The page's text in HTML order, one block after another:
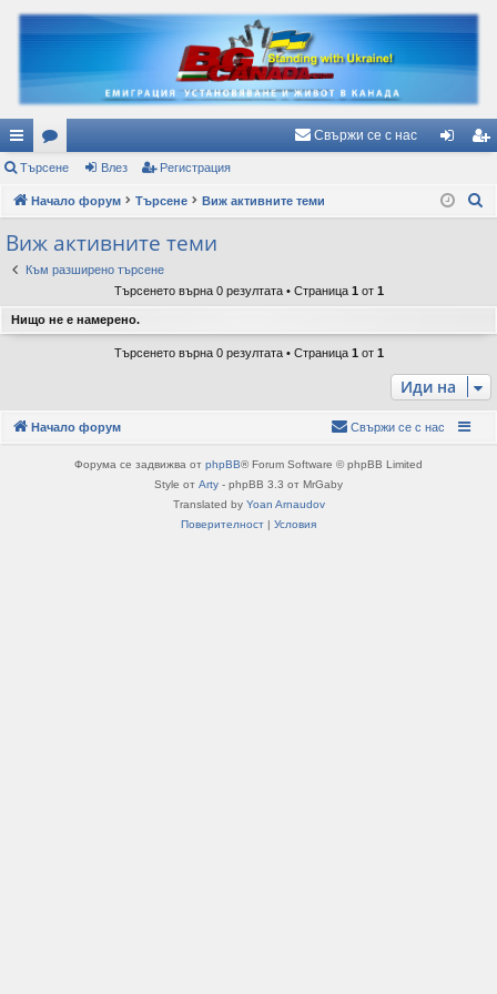
ъ
рз
и
вр
ки
ор
ум
Свържи се с нас
з ис
Търсене Влез Регистрация
Начало форум Търсене Виж активните теми
Виж активните теми
Към разширено търсене
Търсенето върна 0 резултата • Страница 1 от 1
Нищо не е намерено.
Търсенето върна 0 резултата • Страница 1 от 1
Иди на
Начало форум Свържи се с нас
Форума се задвижва от phpBB® Forum Software © phpBB Limited
Style от Arty - phpBB 3.3 от MrGaby
Translated by Yoan Arnaudov
Поверителност | Условия